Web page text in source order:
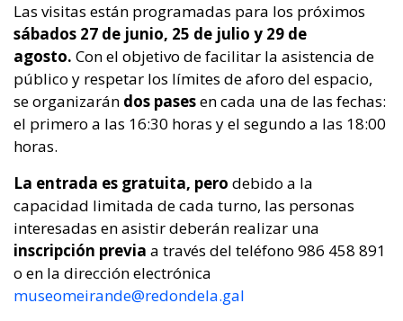
Las visitas están programadas para los próximos
sábados 27 de junio, 25 de julio y 29 de
agosto. Con el objetivo de facilitar la asistencia de
público y respetar los límites de aforo del espacio,
se organizarán dos pasesen cada una de las fechas:
el primero a las 16:30 horas y el segundo a las 18:00
horas.
La entrada es gratuita, pero debido a la
capacidad limitada de cada turno, las personas
interesadas en asistir deberán realizar una
inscripción previa a través del teléfono 986 458 891
o en la dirección electrónica
museomeirande@redondela.gal